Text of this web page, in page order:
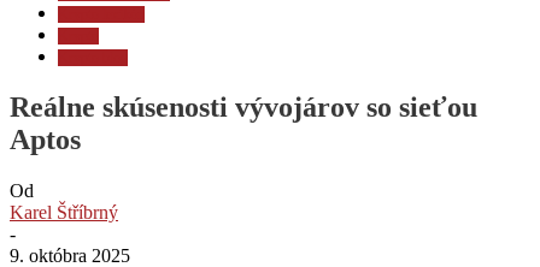
Reálne skúsenosti vývojárov so sieťou
Aptos
Od
Karel Štříbrný
-
9. októbra 2025